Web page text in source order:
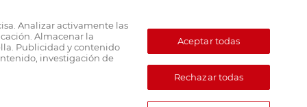
Analizar activamente las
Almacenar la
Publicidad y contenido
investigación de
Aceptar todas
Rechazar todas